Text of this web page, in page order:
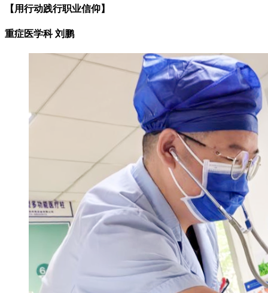
【用行动践行职业信仰】
重症医学科 刘鹏